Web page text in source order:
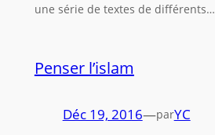
une série de textes de différents…
Penser l’islam
Déc 19, 2016—parYC